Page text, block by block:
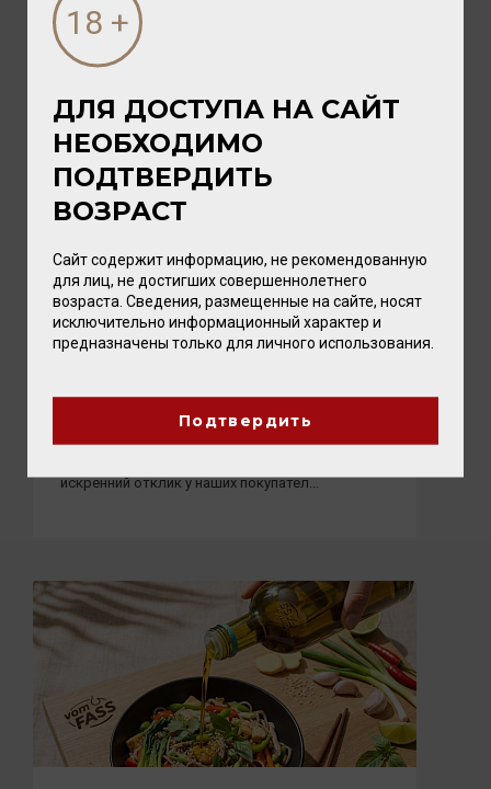
03 АВГУСТА 2026
искренний отклик у наших покупател...
ДЛЯ ДОСТУПА НА САЙТ
НЕОБХОДИМО
ПОДТВЕРДИТЬ
ВОЗРАСТ
Сайт содержит информацию, не рекомендованную
для лиц, не достигших совершеннолетнего
возраста. Сведения, размещенные на сайте, носят
исключительно информационный характер и
предназначены только для личного использования.
Подтвердить